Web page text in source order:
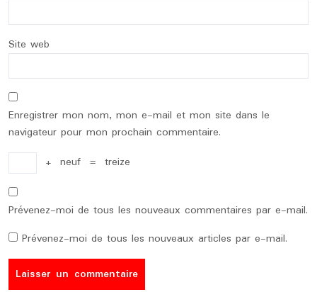
Site web
Enregistrer mon nom, mon e-mail et mon site dans le
navigateur pour mon prochain commentaire.
+ neuf = treize
Prévenez-moi de tous les nouveaux commentaires par e-mail.
Prévenez-moi de tous les nouveaux articles par e-mail.